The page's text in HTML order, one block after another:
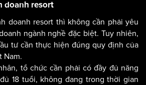
doanh resort
doanh resort thì không cần phải yêu
ngành nghề đặc biệt. Tuy nhiên,
tư cần thực hiện đúng quy định của
Nam.
tổ chức cần phải có đầy đủ năng
18 tuổi, không đang trong thời gian